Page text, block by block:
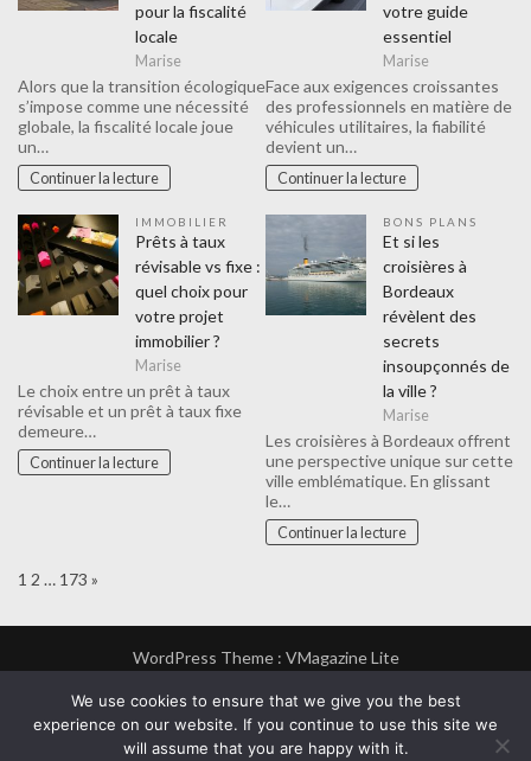
pour la fiscalité
locale
Marise
Alors que la transition écologique
s’impose comme une nécessité
globale, la fiscalité locale joue
un…
Continuer la lecture
votre guide
essentiel
Marise
Face aux exigences croissantes
des professionnels en matière de
véhicules utilitaires, la fiabilité
devient un…
Continuer la lecture
IMMOBILIER
Prêts à taux
révisable vs fixe :
quel choix pour
votre projet
immobilier ?
Marise
Le choix entre un prêt à taux
révisable et un prêt à taux fixe
demeure…
Continuer la lecture
BONS PLANS
Et si les
croisières à
Bordeaux
révèlent des
secrets
insoupçonnés de
la ville ?
Marise
Les croisières à Bordeaux offrent
une perspective unique sur cette
ville emblématique. En glissant
le…
Continuer la lecture
Page:
1 2 … 173 Next
»
WordPress Theme : VMagazine Lite
Artisans
Plombier Autos Motos Autres
Sports
Finances
Technologie Marketing Electricien
Services
Loisirs Menuisier Immobilier
Agriculture
We use cookies to ensure that we give you the best
experience on our website. If you continue to use this site we
will assume that you are happy with it.